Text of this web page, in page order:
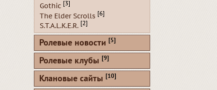
Gothic [3]
The Elder Scrolls [6]
S.T.A.L.K.E.R. [2]
Ролевые новости [5]
Ролевые клубы [9]
Клановые сайты [10]